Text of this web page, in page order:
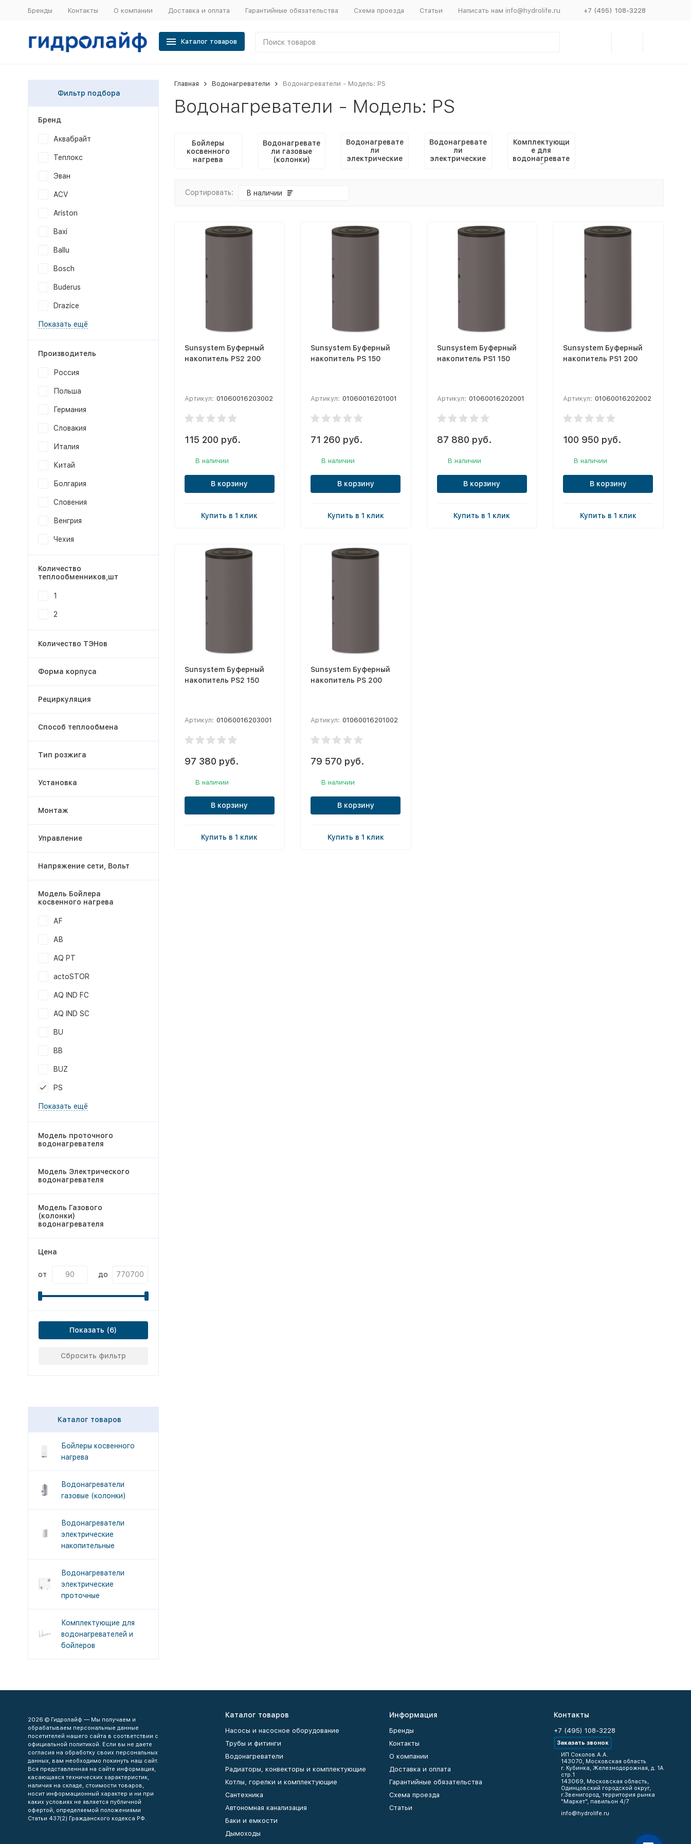
Бренды Контакты О компании Доставка и оплата Гарантийные обязательства Схема проезда Статьи Написать нам info@hydrolife.ru +7 (495) 108-3228
Каталог товаров
Главная Водонагреватели Водонагреватели - Модель: PS
Водонагреватели - Модель: PS
Бойлеры
косвенного
нагрева
Водонагревате
ли газовые
(колонки)
Водонагревате
ли
электрические
Водонагревате
ли
электрические
Комплектующи
е для
водонагревате
лей и
Сортировать: В наличии
Sunsystem Буферный
накопитель PS2 200
Артикул: 01060016203002
115 200 руб.
В наличии
В корзину
Купить в 1 клик
Sunsystem Буферный
накопитель PS 150
Артикул: 01060016201001
71 260 руб.
В наличии
В корзину
Купить в 1 клик
Sunsystem Буферный
накопитель PS1 150
Артикул: 01060016202001
87 880 руб.
В наличии
В корзину
Купить в 1 клик
Sunsystem Буферный
накопитель PS1 200
Артикул: 01060016202002
100 950 руб.
В наличии
В корзину
Купить в 1 клик
Sunsystem Буферный
накопитель PS2 150
Артикул: 01060016203001
97 380 руб.
В наличии
В корзину
Купить в 1 клик
Sunsystem Буферный
накопитель PS 200
Артикул: 01060016201002
79 570 руб.
В наличии
В корзину
Купить в 1 клик
Фильтр подбора
Бренд
Аквабрайт
Теплокс
Эван
ACV
Ariston
Baxi
Ballu
Bosch
Buderus
Drazice
Показать ещё
Производитель
Россия
Польша
Германия
Словакия
Италия
Китай
Болгария
Словения
Венгрия
Чехия
Количество
теплообменников,шт
1
2
Количество ТЭНов
Форма корпуса
Рециркуляция
Способ теплообмена
Тип розжига
Установка
Монтаж
Управление
Напряжение сети, Вольт
Модель Бойлера
косвенного нагрева
АF
АB
AQ PT
actoSTOR
AQ IND FC
AQ IND SC
BU
BB
BUZ
PS
Показать ещё
Модель проточного
водонагревателя
Модель Электрического
водонагревателя
Модель Газового
(колонки)
водонагревателя
Цена
от до
Показать
Сбросить фильтр
Каталог товаров
Бойлеры косвенного
нагрева
Водонагреватели
газовые (колонки)
Водонагреватели
электрические
накопительные
Водонагреватели
электрические
проточные
Комплектующие для
водонагревателей и
бойлеров
2026 © Гидролайф — Мы получаем и
обрабатываем персональные данные
посетителей нашего сайта в соответствии с
официальной политикой. Если вы не даете
согласия на обработку своих персональных
данных, вам необходимо покинуть наш сайт.
Вся представленная на сайте информация,
касающаяся технических характеристик,
наличия на складе, стоимости товаров,
носит информационный характер и ни при
каких условиях не является публичной
офертой, определяемой положениями
Статьи 437(2) Гражданского кодекса РФ.
Каталог товаров
Насосы и насосное оборудование
Трубы и фитинги
Водонагреватели
Радиаторы, конвекторы и комплектующие
Котлы, горелки и комплектующие
Сантехника
Автономная канализация
Баки и емкости
Дымоходы
Информация
Бренды
Контакты
О компании
Доставка и оплата
Гарантийные обязательства
Схема проезда
Статьи
Контакты
+7 (495) 108-3228
Заказать звонок
ИП Соколов А.А.
143070, Московская область
г. Кубинка, Железнодорожная, д. 1А
стр.1
143069, Московская область,
Одинцовский городской округ,
г.Звенигород, территория рынка
"Маркет", павильон 4/7
info@hydrolife.ru